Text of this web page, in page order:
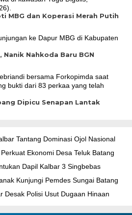
MBG dan Koperasi Merah Putih
Nahkoda Baru BGN
Dipicu Senapan Lantak
Tantang Dominasi Ojol Nasional
Ekonomi Desa Teluk Batang
Dapil Kalbar 3 Singbebas
Kunjungi Pemdes Sungai Batang
Desak Polisi Usut Dugaan Hinaan